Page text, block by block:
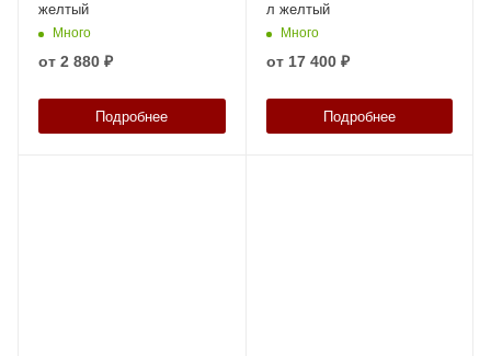
желтый
Много
от 2 880 ₽
Подробнее
л желтый
Много
от 17 400 ₽
Подробнее